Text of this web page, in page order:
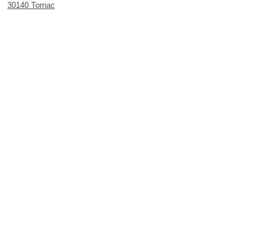
30140 Tornac